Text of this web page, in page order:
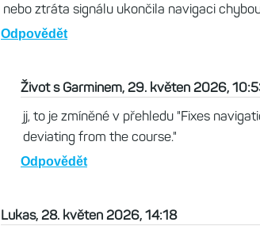
nebo ztráta signálu ukončila navigaci
Odpovědět
Život s Garminem, 29. květen 2026,
jj, to je zmíněné v přehledu "Fixes
deviating from the course."
Odpovědět
Lukas, 28. květen 2026, 14:18